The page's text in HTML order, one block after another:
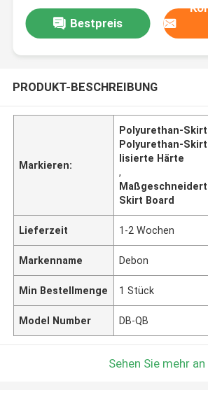
Bestpreis
PRODUKT-BESCHREIBUNG
Markieren:
Polyurethan-
Polyurethan-
lisierte Härte
,
Skirt Board
Lieferzeit 1-2 Wochen
Markenname Debon
Min Bestellmenge 1 Stück
Model Number DB-QB
Sehen Sie mehr an